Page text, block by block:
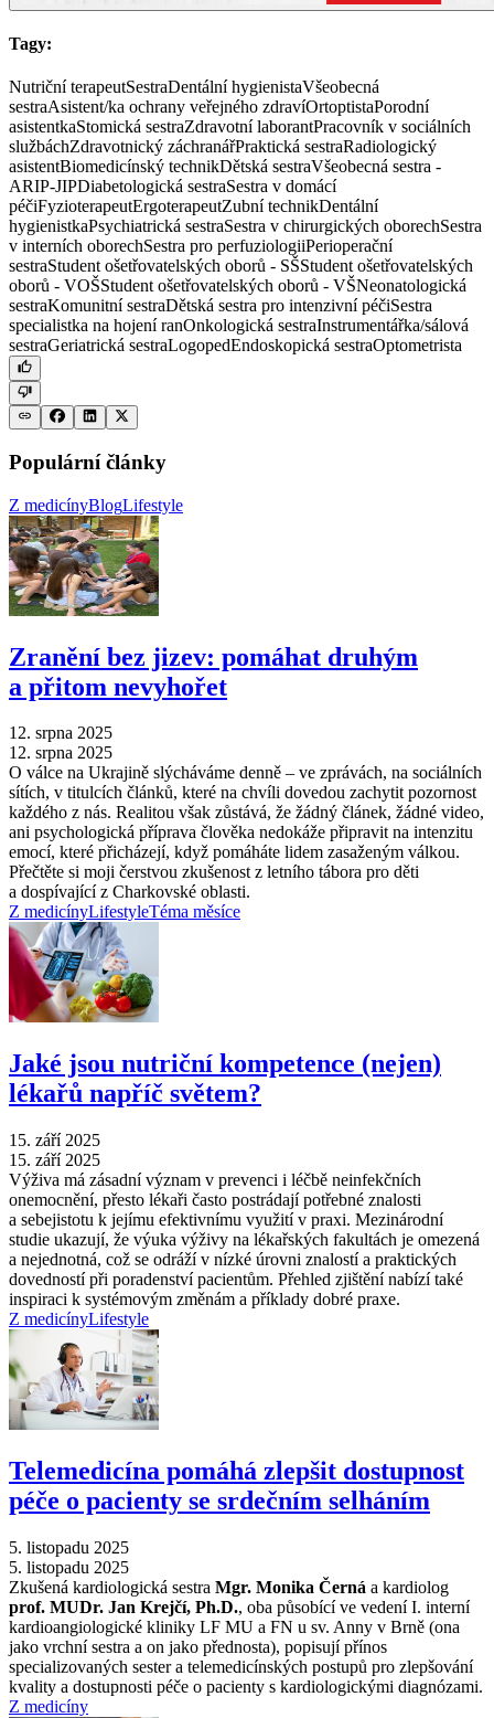
Tagy:
Nutriční terapeutSestraDentální hygienistaVšeobecná
sestraAsistent/ka ochrany veřejného zdravíOrtoptistaPorodní
asistentkaStomická sestraZdravotní laborantPracovník v sociálních
službáchZdravotnický záchranářPraktická sestraRadiologický
asistentBiomedicínský technikDětská sestraVšeobecná sestra -
ARIP-JIPDiabetologická sestraSestra v domácí
péčiFyzioterapeutErgoterapeutZubní technikDentální
hygienistkaPsychiatrická sestraSestra v chirurgických oborechSestra
v interních oborechSestra pro perfuziologiiPerioperační
sestraStudent ošetřovatelských oborů - SŠStudent ošetřovatelských
oborů - VOŠStudent ošetřovatelských oborů - VŠNeonatologická
sestraKomunitní sestraDětská sestra pro intenzivní péčiSestra
specialistka na hojení ranOnkologická sestraInstrumentářka/sálová
sestraGeriatrická sestraLogopedEndoskopická sestraOptometrista
Populární články
Z medicínyBlogLifestyle
Zranění bez jizev: pomáhat druhým
a přitom nevyhořet
12. srpna 2025
12. srpna 2025
O válce na Ukrajině slýcháváme denně –⁠ ve zprávách, na sociálních
sítích, v titulcích článků, které na chvíli dovedou zachytit pozornost
každého z nás. Realitou však zůstává, že žádný článek, žádné video,
ani psychologická příprava člověka nedokáže připravit na intenzitu
emocí, které přicházejí, když pomáháte lidem zasaženým válkou.
Přečtěte si moji čerstvou zkušenost z letního tábora pro děti
a dospívající z Charkovské oblasti.
Z medicínyLifestyleTéma měsíce
Jaké jsou nutriční kompetence (nejen)
lékařů napříč světem?
15. září 2025
15. září 2025
Výživa má zásadní význam v prevenci i léčbě neinfekčních
onemocnění, přesto lékaři často postrádají potřebné znalosti
a sebejistotu k jejímu efektivnímu využití v praxi. Mezinárodní
studie ukazují, že výuka výživy na lékařských fakultách je omezená
a nejednotná, což se odráží v nízké úrovni znalostí a praktických
dovedností při poradenství pacientům. Přehled zjištění nabízí také
inspiraci k systémovým změnám a příklady dobré praxe.
Z medicínyLifestyle
Telemedicína pomáhá zlepšit dostupnost
péče o pacienty se srdečním selháním
5. listopadu 2025
5. listopadu 2025
Zkušená kardiologická sestra Mgr. Monika Černá a kardiolog
prof. MUDr. Jan Krejčí, Ph.D., oba působící ve vedení I. interní
kardioangiologické kliniky LF MU a FN u sv. Anny v Brně (ona
jako vrchní sestra a on jako přednosta), popisují přínos
specializovaných sester a telemedicínských postupů pro zlepšování
kvality a dostupnosti péče o pacienty s kardiologickými diagnózami.
Z medicíny